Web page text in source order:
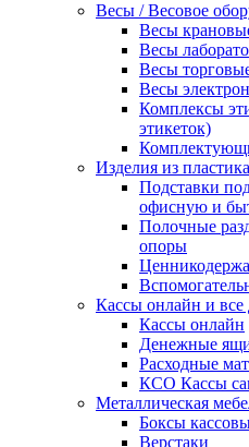
Весы / Весовое
Весы
Весы
Весы
Весы
Комплексы
этикеток)
Изделия из
Подставки
офисную и
Полочные
опоры
Кассы онлайн и все
Кассы онлайн
Денежные
Расходные
КСО Кассы
Металлическая
Боксы
Верстаки